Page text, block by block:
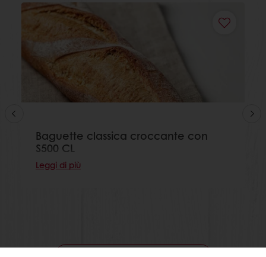
Baguette classica croccante con
S500 CL
Leggi di più